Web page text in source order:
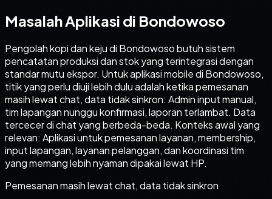
Masalah Aplikasi di Bondowoso
Pengolah kopi dan keju di Bondowoso butuh sistem
pencatatan produksi dan stok yang terintegrasi dengan
standar mutu ekspor. Untuk aplikasi mobile di Bondowoso,
titik yang perlu diuji lebih dulu adalah ketika pemesanan
masih lewat chat, data tidak sinkron: Admin input manual,
tim lapangan nunggu konfirmasi, laporan terlambat. Data
tercecer di chat yang berbeda-beda. Konteks awal yang
relevan: Aplikasi untuk pemesanan layanan, membership,
input lapangan, layanan pelanggan, dan koordinasi tim
yang memang lebih nyaman dipakai lewat HP.
Pemesanan masih lewat chat, data tidak sinkron